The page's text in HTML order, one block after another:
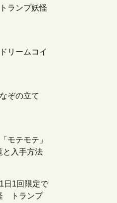
ランプ妖怪
リームコイ
ぞの立て
モテモテ」
と入手方法
1回限定で
トランプ